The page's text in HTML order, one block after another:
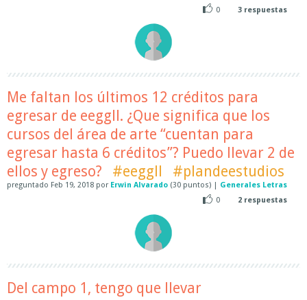
0
3 respuestas
Me faltan los últimos 12 créditos para
egresar de eeggll. ¿Que significa que los
cursos del área de arte “cuentan para
egresar hasta 6 créditos”? Puedo llevar 2 de
ellos y egreso?
#eeggll #plandeestudios
preguntado Feb 19, 2018 por Erwin Alvarado (30 puntos) | Generales Letras
0
2 respuestas
Del campo 1, tengo que llevar